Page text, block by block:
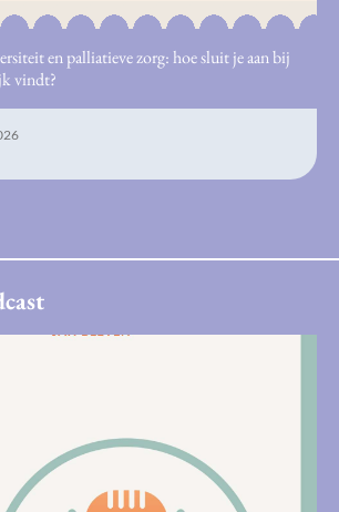
en palliatieve zorg: hoe sluit je aan bij
vindt?